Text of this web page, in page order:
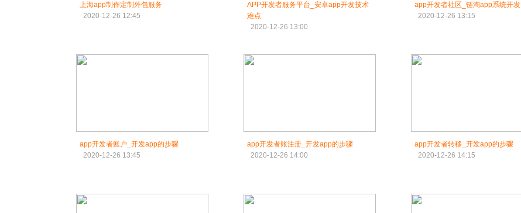
上海app制作定制外包服务
2020-12-26 12:45
APP开发者服务平台_安卓app开发技术
难点
2020-12-26 13:00
app开发者社区_链淘app系统开发
2020-12-26 13:15
app开发者账户_开发app的步骤
2020-12-26 13:45
app开发者账注册_开发app的步骤
2020-12-26 14:00
app开发者转移_开发app的步骤
2020-12-26 14:15